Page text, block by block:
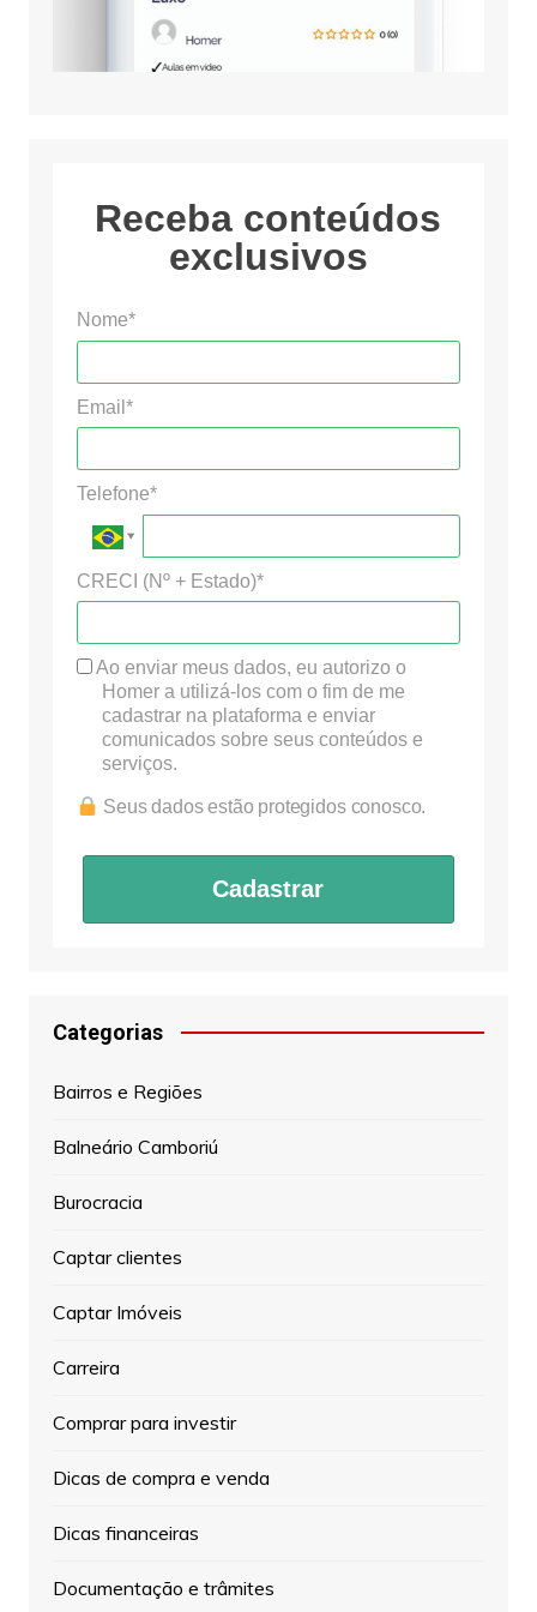
Receba conteúdos
exclusivos
Nome*
Email*
Telefone*
CRECI (Nº + Estado)*
Ao enviar meus dados, eu autorizo o
Homer a utilizá-los com o fim de me
cadastrar na plataforma e enviar
comunicados sobre seus conteúdos e
serviços.
Seus dados estão protegidos conosco.
Cadastrar
Categorias
Bairros e Regiões
Balneário Camboriú
Burocracia
Captar clientes
Captar Imóveis
Carreira
Comprar para investir
Dicas de compra e venda
Dicas financeiras
Documentação e trâmites